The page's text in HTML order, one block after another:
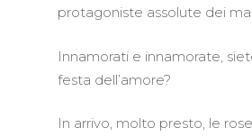
protagoniste assolute dei
Innamorati e innamorate,
festa dell’amore?
In arrivo, molto presto, le